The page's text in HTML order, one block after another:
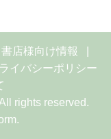
書店様向け情報
イバシーポリシー
rights reserved.
.